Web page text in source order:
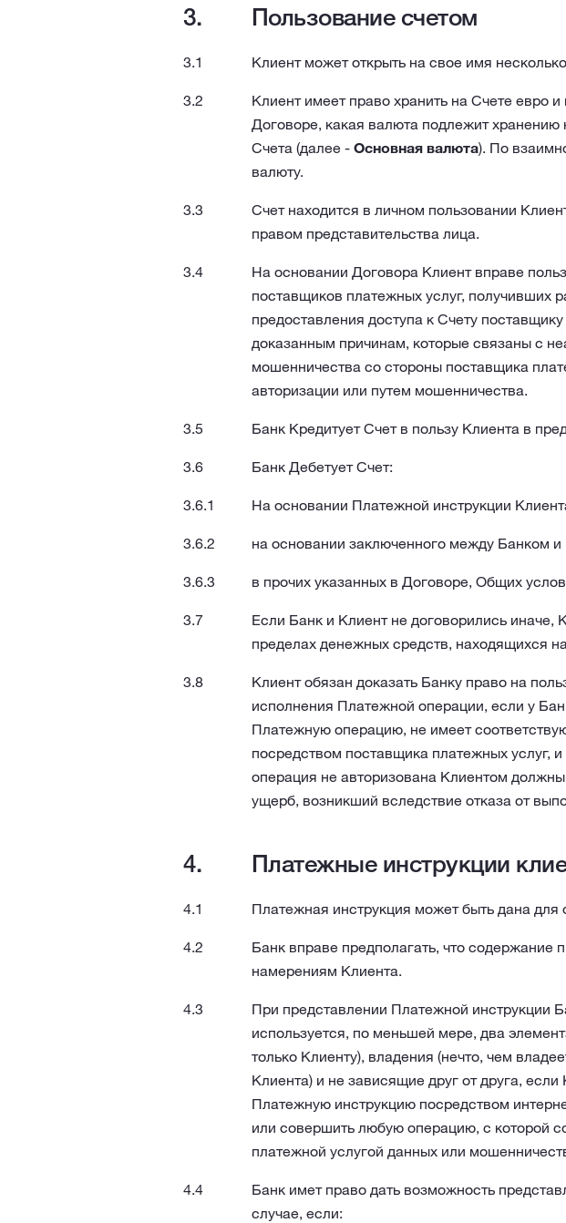
Пользование счетом
Клиент может открыть на свое имя
Клиент имеет право хранить на Счете евро
Договоре, какая валюта подлежит
Счета (далее - Основная валюта). По
валюту.
Счет находится в личном пользовании
правом представительства лица.
На основании Договора Клиент вправе
поставщиков платежных услуг, получивших
предоставления доступа к Счету
доказанным причинам, которые связаны с
мошенничества со стороны поставщика
авторизации или путем мошенничества.
Банк Кредитует Счет в пользу Клиента в
Банк Дебетует Счет:
На основании Платежной инструкции
на основании заключенного между Банком и
в прочих указанных в Договоре, Общих
Если Банк и Клиент не договорились
пределах денежных средств, находящихся
Клиент обязан доказать Банку право на
исполнения Платежной операции, если у
Платежную операцию, не имеет
посредством поставщика платежных услуг,
операция не авторизована Клиентом
ущерб, возникший вследствие отказа от
Платежные инструкции
Платежная инструкция может быть дана
Банк вправе предполагать, что содержание
намерениям Клиента.
При представлении Платежной инструкции
используется, по меньшей мере, два
только Клиенту), владения (нечто, чем
Клиента) и не зависящие друг от друга,
Платежную инструкцию посредством
или совершить любую операцию, с которой
платежной услугой данных или
Банк имет право дать возможность
случае, если: